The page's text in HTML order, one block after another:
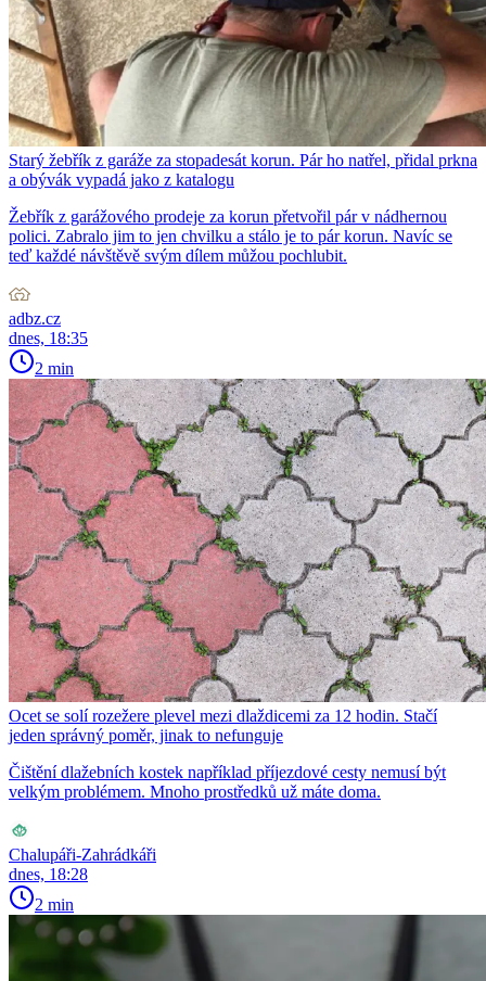
Starý žebřík z garáže za stopadesát korun. Pár ho natřel, přidal prkna
a obývák vypadá jako z katalogu
Žebřík z garážového prodeje za korun přetvořil pár v nádhernou
polici. Zabralo jim to jen chvilku a stálo je to pár korun. Navíc se
teď každé návštěvě svým dílem můžou pochlubit.
adbz.cz
dnes, 18:35
2 min
Ocet se solí rozežere plevel mezi dlaždicemi za 12 hodin. Stačí
jeden správný poměr, jinak to nefunguje
Čištění dlažebních kostek například příjezdové cesty nemusí být
velkým problémem. Mnoho prostředků už máte doma.
Chalupáři-Zahrádkáři
dnes, 18:28
2 min